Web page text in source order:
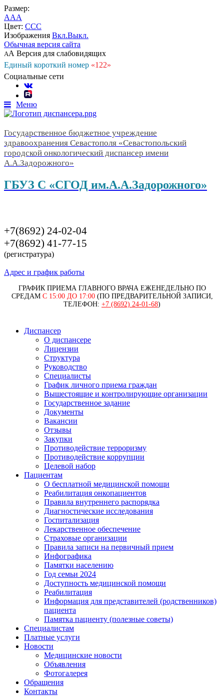
Размер:
AAA
Цвет: CCC
Изображения Вкл.Выкл.
Обычная версия сайта
АА Версия для слабовидящих
Единый короткий номер «122»
Социальные сети
Меню
Государственное бюджетное учреждение
здравоохранения Севастополя «Севастопольский
городской онкологический диспансер имени
А.А.Задорожного»
ГБУЗ С «СГОД им.А.А.Задорожного»
+7(8692) 24-02-04
+7(8692) 41-77-15
(регистратура)
Адрес и график работы
ГРАФИК ПРИЕМА ГЛАВНОГО ВРАЧА ЕЖЕНЕДЕЛЬНО ПО
СРЕДАМ С 15:00 ДО 17:00(ПО ПРЕДВАРИТЕЛЬНОЙ ЗАПИСИ,
ТЕЛЕФОН: +7 (8692) 24-01-68)
Диспансер
О диспансере
Лицензии
Структура
Руководство
Специалисты
График личного приема граждан
Вышестоящие и контролирующие организации
Государственное задание
Документы
Вакансии
Отзывы
Закупки
Противодействие терроризму
Противодействие коррупции
Целевой набор
Пациентам
О бесплатной медицинской помощи
Реабилитация онкопациентов
Правила внутреннего распорядка
Диагностические исследования
Госпитализация
Лекарственное обеспечение
Страховые организации
Правила записи на первичный прием
Инфографика
Памятки населению
Год семьи 2024
Доступность медицинской помощи
Реабилитация
Информация для представителей (родственников)
пациента
Памятка пациенту (полезные советы)
Специалистам
Платные услуги
Новости
Медицинские новости
Объявления
Фотогалерея
Обращения
Контакты